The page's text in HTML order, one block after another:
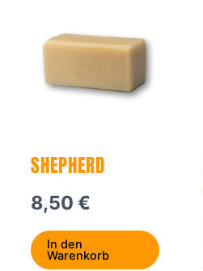
SHEPHERD
8,50 €
In den
Warenkorb